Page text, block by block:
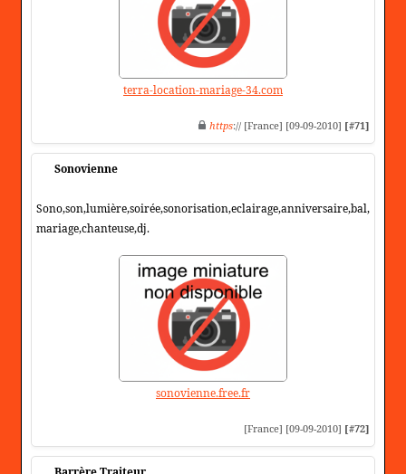
terra-location-mariage-34.com
https:// [France] [09-09-2010] [#71]
Sonovienne
Sono,son,lumière,soirée,sonorisation,eclairage,anniversaire,bal,
mariage,chanteuse,dj.
sonovienne.free.fr
[France] [09-09-2010] [#72]